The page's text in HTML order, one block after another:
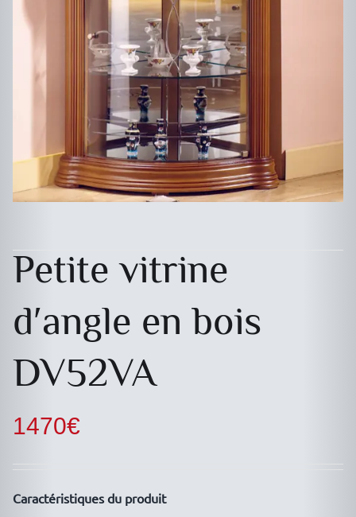
Petite vitrine
d′angle en bois
DV52VA
1470€
Caractéristiques du produit